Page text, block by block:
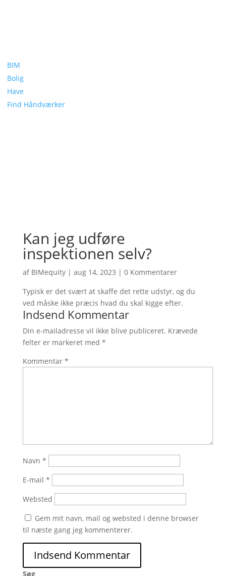
BIM
Bolig
Have
Find Håndværker
Kan jeg udføre
inspektionen selv?
af BIMequity| aug 14, 2023 | 0 Kommentarer
Typisk er det svært at skaffe det rette udstyr, og du
ved måske ikke præcis hvad du skal kigge efter.
Indsend Kommentar
Din e-mailadresse vil ikke blive publiceret. Krævede
felter er markeret med *
Kommentar *
Navn *
E-mail *
Websted
Gem mit navn, mail og websted i denne browser
til næste gang jeg kommenterer.
Søg